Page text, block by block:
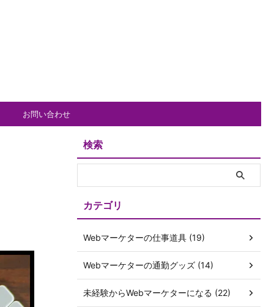
お問い合わせ
検索
カテゴリ
Webマーケターの仕事道具 (19)
Webマーケターの通勤グッズ (14)
未経験からWebマーケターになる (22)